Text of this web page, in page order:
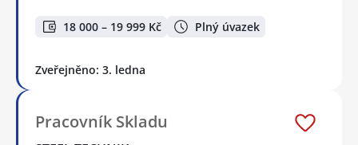
18 000 – 19 999 Kč Plný úvazek
Zveřejněno: 3. ledna
Pracovník Skladu